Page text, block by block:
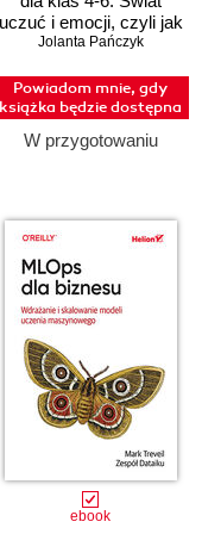
uczuć i emocji, czyli jak
rozumieć siebie i
Jolanta Pańczyk
Powiadom mnie, gdy
książka będzie dostępna
W przygotowaniu
ebook